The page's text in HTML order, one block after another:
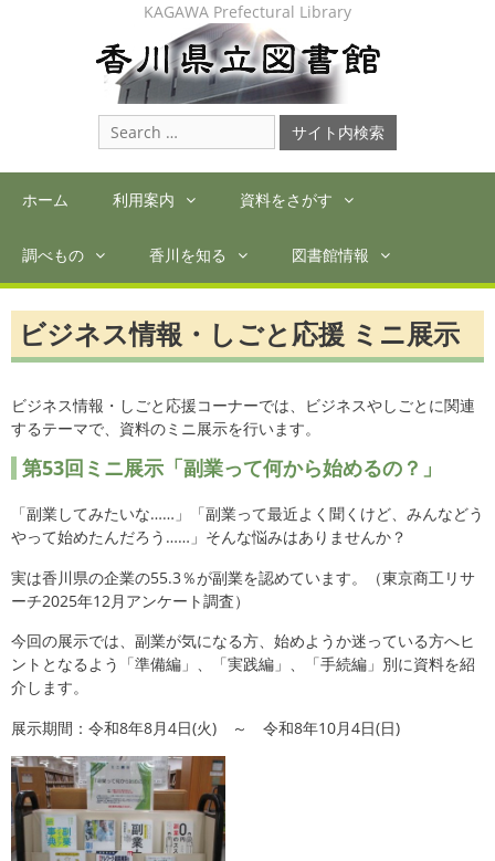
KAGAWA Prefectural Library
Search
for:
ホーム 利用案内 資料をさがす
調べもの 香川を知る 図書館情報
ビジネス情報・しごと応援 ミニ展示
ビジネス情報・しごと応援コーナーでは、ビジネスやしごとに関連
するテーマで、資料のミニ展示を行います。
第53回ミニ展示「副業って何から始めるの？」
「副業してみたいな……」「副業って最近よく聞くけど、みんなどう
やって始めたんだろう……」そんな悩みはありませんか？
実は香川県の企業の55.3％が副業を認めています。（東京商工リサ
ーチ2025年12月アンケート調査）
今回の展示では、副業が気になる方、始めようか迷っている方へヒ
ントとなるよう「準備編」、「実践編」、「手続編」別に資料を紹
介します。
展示期間：令和8年8月4日(火) ～ 令和8年10月4日(日)